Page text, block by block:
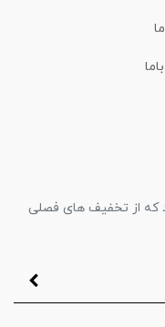
که از تخفیف های فصلی